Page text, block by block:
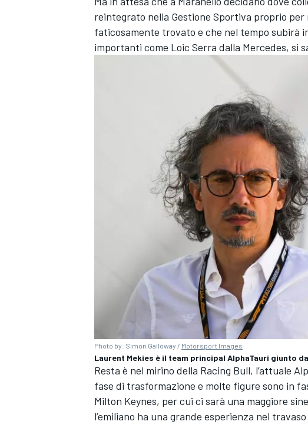
reintegrato nella Gestione Sportiva proprio
faticosamente trovato e che nel tempo subirà
importanti come Loic Serra dalla Mercedes, si
Photo by: Simon Galloway / Motorsport Images
Laurent Mekies è il team principal AlphaTauri giunto
Resta è nel mirino della Racing Bull, l’attuale
fase di trasformazione e molte figure sono in
Milton Keynes, per cui ci sarà una maggiore
l’emiliano ha una grande esperienza nel